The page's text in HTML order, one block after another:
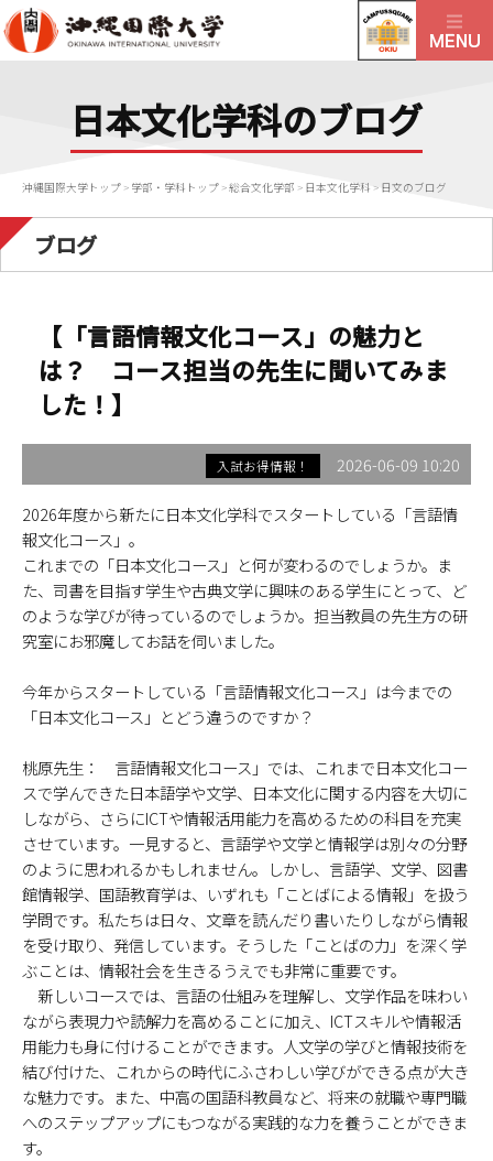
日本文化学科のブログ
沖縄国際大学トップ > 学部・学科トップ >総合文化学部 > 日本文化学科 > 日文のブログ
ブログ
【「言語情報文化コース」の魅力と
は？ コース担当の先生に聞いてみま
した！】
入試お得情報！ 2026-06-09 10:20
2026年度から新たに日本文化学科でスタートしている「言語情
報文化コース」。
これまでの「日本文化コース」と何が変わるのでしょうか。ま
た、司書を目指す学生や古典文学に興味のある学生にとって、ど
のような学びが待っているのでしょうか。担当教員の先生方の研
究室にお邪魔してお話を伺いました。
―――今年からスタートしている「言語情報文化コース」は今までの
「日本文化コース」とどう違うのですか？
桃原先生： 言語情報文化コース」では、これまで日本文化コー
スで学んできた日本語学や文学、日本文化に関する内容を大切に
しながら、さらにICTや情報活用能力を高めるための科目を充実
させています。一見すると、言語学や文学と情報学は別々の分野
のように思われるかもしれません。しかし、言語学、文学、図書
館情報学、国語教育学は、いずれも「ことばによる情報」を扱う
学問です。私たちは日々、文章を読んだり書いたりしながら情報
を受け取り、発信しています。そうした「ことばの力」を深く学
ぶことは、情報社会を生きるうえでも非常に重要です。
新しいコースでは、言語の仕組みを理解し、文学作品を味わい
ながら表現力や読解力を高めることに加え、ICTスキルや情報活
用能力も身に付けることができます。人文学の学びと情報技術を
結び付けた、これからの時代にふさわしい学びができる点が大き
な魅力です。また、中高の国語科教員など、将来の就職や専門職
へのステップアップにもつながる実践的な力を養うことができま
す。